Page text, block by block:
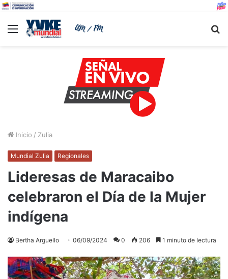
Menu
Inicio / Zulia
Mundial Zulia Regionales
Lideresas de Maracaibo
celebraron el Día de la Mujer
indígena
Bertha Arguello 06/09/2024 0 206 1 minuto de lectura